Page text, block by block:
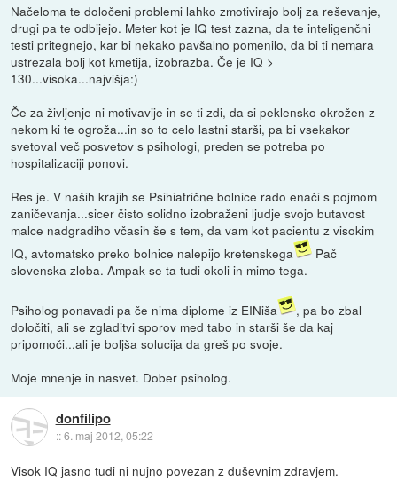
Načeloma te določeni problemi lahko zmotivirajo bolj za reševanje,
drugi pa te odbijejo. Meter kot je IQ test zazna, da te inteligenčni
testi pritegnejo, kar bi nekako pavšalno pomenilo, da bi ti nemara
ustrezala bolj kot kmetija, izobrazba. Če je IQ >
130...visoka...najvišja:)
Če za življenje ni motivavije in se ti zdi, da si peklensko okrožen z
nekom ki te ogroža...in so to celo lastni starši, pa bi vsekakor
svetoval več posvetov s psihologi, preden se potreba po
hospitalizaciji ponovi.
Res je. V naših krajih se Psihiatrične bolnice rado enači s pojmom
zaničevanja...sicer čisto solidno izobraženi ljudje svojo butavost
malce nadgradiho včasih še s tem, da vam kot pacientu z visokim
IQ, avtomatsko preko bolnice nalepijo kretenskega
Pač
slovenska zloba. Ampak se ta tudi okoli in mimo tega.
Psiholog ponavadi pa če nima diplome iz EINiša
, pa bo zbal
določiti, ali se zgladitvi sporov med tabo in starši še da kaj
pripomoči...ali je boljša solucija da greš po svoje.
Moje mnenje in nasvet. Dober psiholog.
donfilipo
::6. maj 2012, 05:22
Visok IQ jasno tudi ni nujno povezan z duševnim zdravjem.